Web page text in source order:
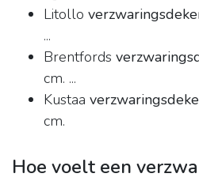
Litollo
...
Brentfords
cm. ...
Kustaa
cm.
Hoe voelt een